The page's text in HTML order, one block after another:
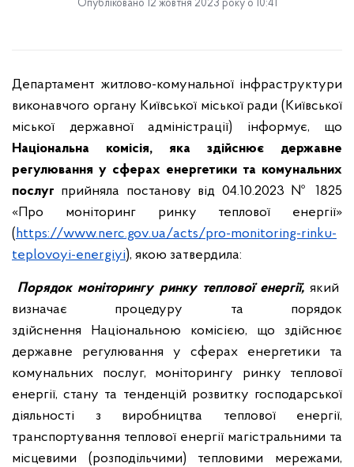
Опубліковано 12 жовтня 2023 року о 10:41
Департамент житлово-комунальної інфраструктури
виконавчого органу Київської міської ради (Київської
міської державної адміністрації) інформує, що
Національна комісія, яка здійснює державне
регулювання у сферах енергетики та комунальних
послуг прийняла постанову від 04.10.2023 № 1825
«Про моніторинг ринку теплової енергії»
(https://www.nerc.gov.ua/acts/pro-monitoring-rinku-
teplovoyi-energiyi), якою затвердила:
Порядок моніторингу ринку теплової енергії,який
визначає процедуру та порядок
здійснення Національною комісією, що здійснює
державне регулювання у сферах енергетики та
комунальних послуг, моніторингу ринку теплової
енергії, стану та тенденцій розвитку господарської
діяльності з виробництва теплової енергії,
транспортування теплової енергії магістральними та
місцевими (розподільчими) тепловими мережами,